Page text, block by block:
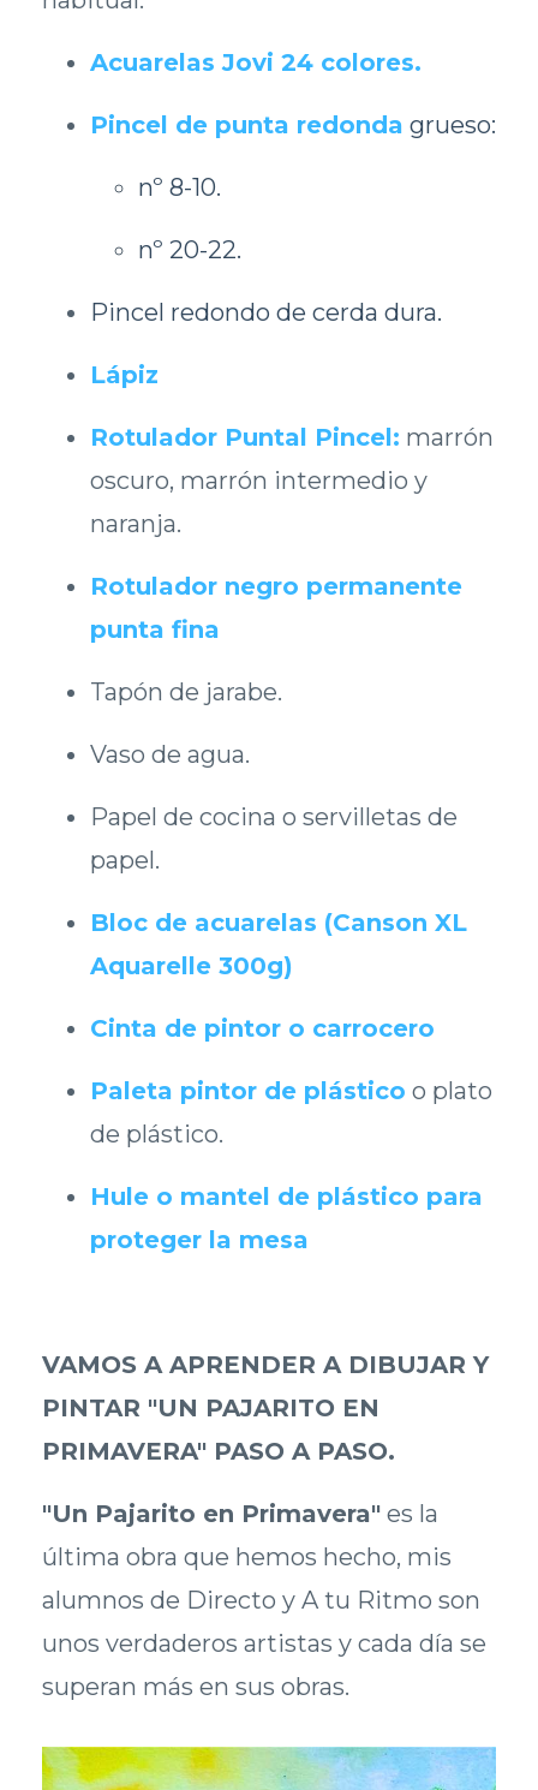
Acuarelas Jovi 24 colores.
Pincel de punta redonda grueso:
nº 8-10.
nº 20-22.
Pincel redondo de cerda dura.
Lápiz
Rotulador Puntal Pincel: marrón
oscuro, marrón intermedio y
naranja.
Rotulador negro permanente
punta fina
Tapón de jarabe.
Vaso de agua.
Papel de cocina o servilletas de
papel.
Bloc de acuarelas (Canson XL
Aquarelle 300g)
Cinta de pintor o carrocero
Paleta pintor de plástico o plato
de plástico.
Hule o mantel de plástico para
proteger la mesa
VAMOS A APRENDER A DIBUJAR Y
PINTAR "UN PAJARITO EN
PRIMAVERA" PASO A PASO.
"Un Pajarito en Primavera" es la
última obra que hemos hecho, mis
alumnos de Directo y A tu Ritmo son
unos verdaderos artistas y cada día se
superan más en sus obras.